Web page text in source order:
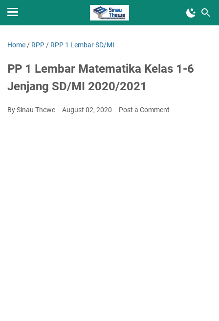
Home / RPP / RPP 1 Lembar SD/MI
PP 1 Lembar Matematika Kelas 1-6
Jenjang SD/MI 2020/2021
By Sinau Thewe August 02, 2020 Post a Comment